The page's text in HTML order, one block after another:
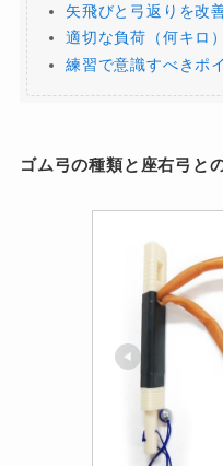
矢飛びと弓返りを改
適切な負荷（何キロ
練習で意識すべきポ
ゴム弓の種類と座右弓と